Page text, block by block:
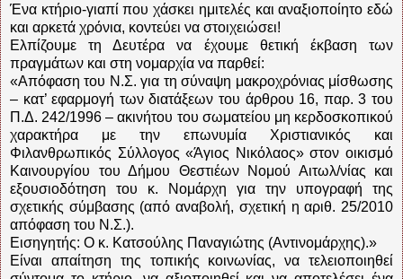
Ένα κτήριο-γιαπί που χάσκει ημιτελές και αναξιοποίητο εδώ
και αρκετά χρόνια, κοντεύει να στοιχειώσει!
Ελπίζουμε τη Δευτέρα να έχουμε θετική έκβαση των
πραγμάτων και στη νομαρχία να παρθεί:
«Απόφαση του Ν.Σ. για τη σύναψη μακροχρόνιας μίσθωσης
– κατ’ εφαρμογή των διατάξεων του άρθρου 16, παρ. 3 του
Π.Δ. 242/1996 – ακινήτου του σωματείου μη κερδοσκοπικού
χαρακτήρα με την επωνυμία Χριστιανικός και
Φιλανθρωπικός Σύλλογος «Άγιος Νικόλαος» στον οικισμό
Καινουργίου του Δήμου Θεστιέων Νομού Αιτωλ/νίας και
εξουσιοδότηση του κ. Νομάρχη για την υπογραφή της
σχετικής σύμβασης (από αναβολή, σχετική η αριθ. 25/2010
απόφαση του Ν.Σ.).
Εισηγητής: Ο κ. Κατσούλης Παναγιώτης (Αντινομάρχης).»
Είναι απαίτηση της τοπικής κοινωνίας, να τελειοποιηθεί